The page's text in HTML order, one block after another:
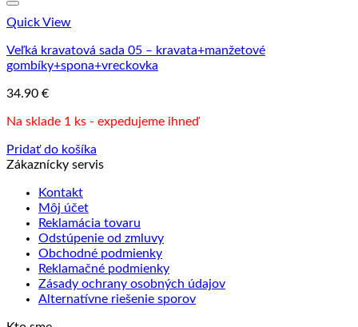
Quick View
Veľká kravatová sada 05 – kravata+manžetové
gombíky+spona+vreckovka
34.90 €
Na sklade 1 ks - expedujeme ihneď
Pridať do košíka
Zákaznícky servis
Kontakt
Môj účet
Reklamácia tovaru
Odstúpenie od zmluvy
Obchodné podmienky
Reklamačné podmienky
Zásady ochrany osobných údajov
Alternatívne riešenie sporov